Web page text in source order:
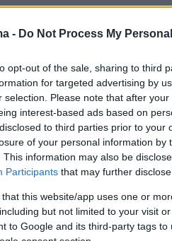
- Do Not Process My
opt-out of the sale, sharing to third
for targeted advertising by
selection. Please note that after
interest-based ads based on
to third parties prior to
of your personal information by
This information may also be
Participants that may further
that this website/app uses one or
but not limited to your visit
to Google and its third-party tags
οΚέβιν Χάντερ ζητά
από ακούσια
της Σαμπρίνα
κηδεμόνας της
is dragging her ex-
her guardianship on her
FULL #EXCLUSIVE STORY:
Km2wDwtsTy